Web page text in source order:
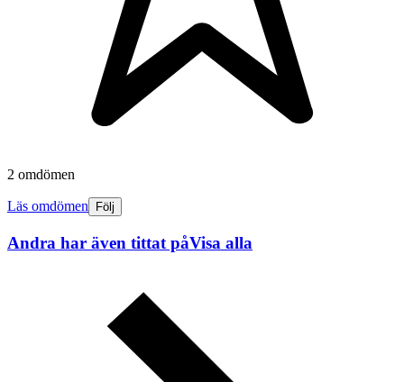
2 omdömen
Läs omdömen Följ
Andra har även tittat påVisa alla